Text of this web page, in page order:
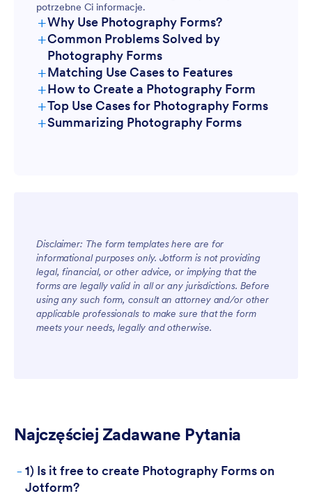
potrzebne Ci informacje.
+Why Use Photography Forms?
+Common Problems Solved by
Photography Forms
+Matching Use Cases to Features
+How to Create a Photography Form
+Top Use Cases for Photography Forms
For Managers
For Teams
+Summarizing Photography Forms
Disclaimer: The form templates here are for
informational purposes only. Jotform is not providing
legal, financial, or other advice, or implying that the
forms are legally valid in all or any jurisdictions. Before
using any such form, consult an attorney and/or other
applicable professionals to make sure that the form
meets your needs, legally and otherwise.
Najczęściej Zadawane Pytania
- 1) Is it free to create Photography Forms on
Jotform?